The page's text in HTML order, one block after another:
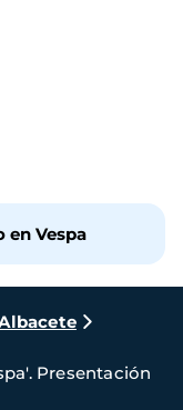
en Vespa
Presentación